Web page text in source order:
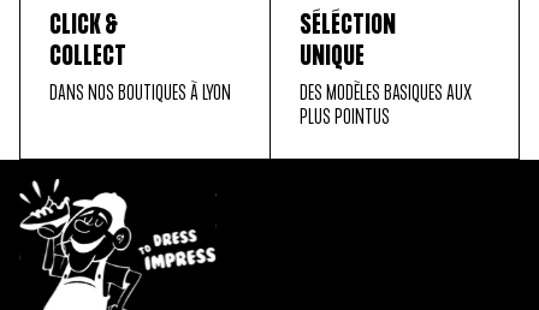
CLICK &
COLLECT
DANS NOS BOUTIQUES À LYON
SÉLÉCTION
UNIQUE
DES MODÈLES BASIQUES AUX
PLUS POINTUS